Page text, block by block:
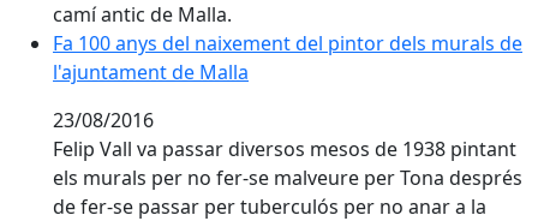
camí antic de Malla.
Fa 100 anys del naixement del pintor dels murals de
Fa 100 anys del naixement del pintor dels murals de
l'ajuntament de Malla
23/08/2016
Felip Vall va passar diversos mesos de 1938 pintant
els murals per no fer-se malveure per Tona després
de fer-se passar per tuberculós per no anar a la